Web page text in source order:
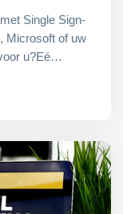
Single Sign-
Microsoft of uw
u?Eé…